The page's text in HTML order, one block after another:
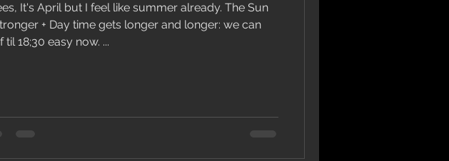
It's April but I feel like summer already. The Sun
+ Day time gets longer and longer: we can
til 18;30 easy now. ...